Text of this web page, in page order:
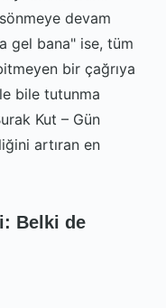
devam
gel bana" ise, tüm
bir çağrıya
bile tutunma
Kut – Gün
artıran en
Belki de